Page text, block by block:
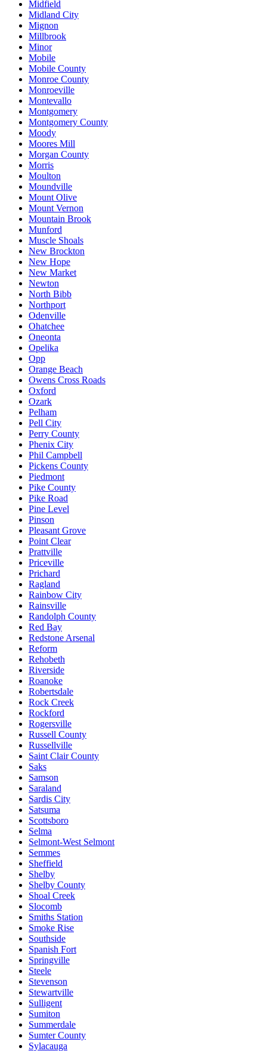
Midfield
Midland City
Mignon
Millbrook
Minor
Mobile
Mobile County
Monroe County
Monroeville
Montevallo
Montgomery
Montgomery County
Moody
Moores Mill
Morgan County
Morris
Moulton
Moundville
Mount Olive
Mount Vernon
Mountain Brook
Munford
Muscle Shoals
New Brockton
New Hope
New Market
Newton
North Bibb
Northport
Odenville
Ohatchee
Oneonta
Opelika
Opp
Orange Beach
Owens Cross Roads
Oxford
Ozark
Pelham
Pell City
Perry County
Phenix City
Phil Campbell
Pickens County
Piedmont
Pike County
Pike Road
Pine Level
Pinson
Pleasant Grove
Point Clear
Prattville
Priceville
Prichard
Ragland
Rainbow City
Rainsville
Randolph County
Red Bay
Redstone Arsenal
Reform
Rehobeth
Riverside
Roanoke
Robertsdale
Rock Creek
Rockford
Rogersville
Russell County
Russellville
Saint Clair County
Saks
Samson
Saraland
Sardis City
Satsuma
Scottsboro
Selma
Selmont-West Selmont
Semmes
Sheffield
Shelby
Shelby County
Shoal Creek
Slocomb
Smiths Station
Smoke Rise
Southside
Spanish Fort
Springville
Steele
Stevenson
Stewartville
Sulligent
Sumiton
Summerdale
Sumter County
Sylacauga